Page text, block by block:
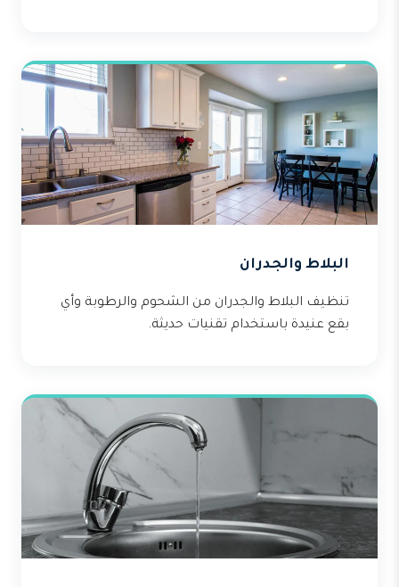
البلاط والجدران
تنظيف البلاط والجدران من الشحوم والرطوبة وأي
بقع عنيدة باستخدام تقنيات حديثة.